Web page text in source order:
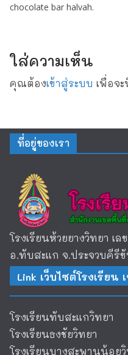
chocolate bar halvah.
ใส่ความเห็น
คุณต้องเข้าสู่ระบบ เพื่อจ
ที่อยู่ของเรา
โรงเรียนห้วยยางวิทยา เ
อ.ทับสะแก จ.ประจวบคีรีขั
Link เว็บไซต์โรงเรียน
โรงเรียนทับสะแกวิทยา
โรงเรียนธงชัยวิทยา
โรงเรียนบางสะพานน้อย